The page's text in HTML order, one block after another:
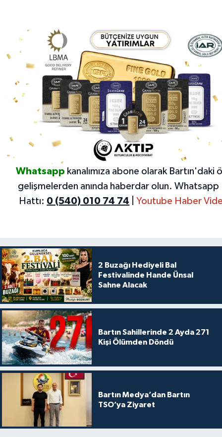
Whatsapp kanalımıza abone olarak Bartın'daki
gelişmelerden anında haberdar olun. Whatsapp
Hattı: 0 (540) 010 74 74 Youtube Haber
2 Buzağı Hediyeli Bal
Festivalinde Hande Ünsal
Sahne Alacak
Bartın Sahillerinde 2 Ayda 271
Kişi Ölümden Döndü
Bartın Medya’dan Bartın
TSO’ya Ziyaret